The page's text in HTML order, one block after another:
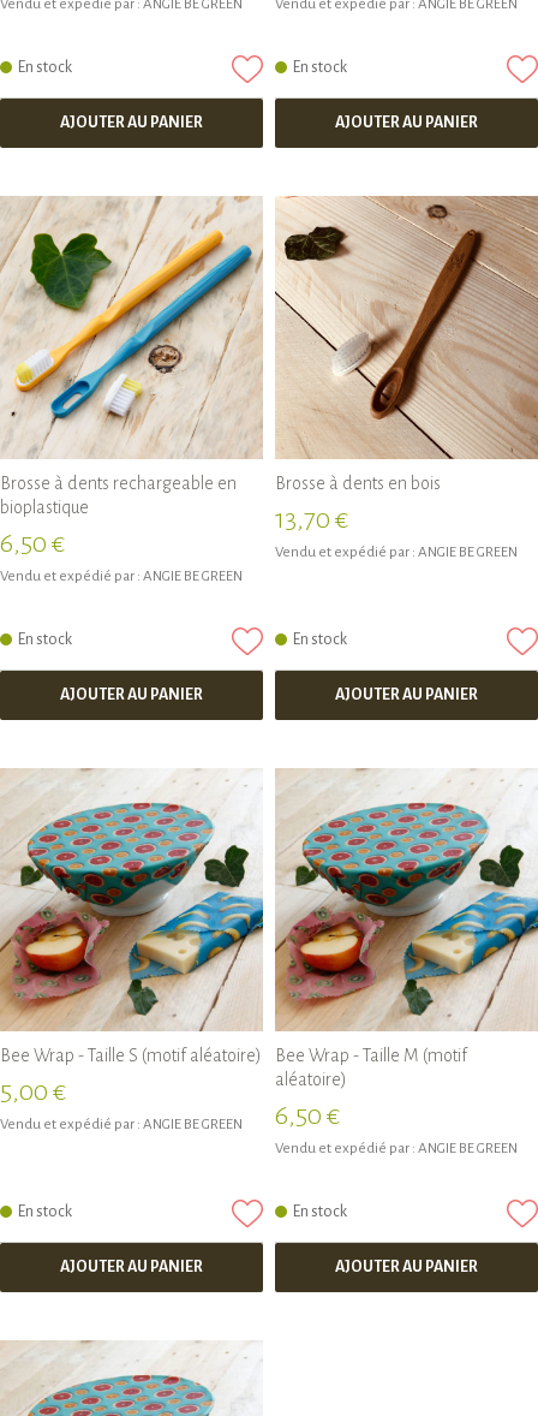
Vendu et expédié par : ANGIE BE GREEN
En stock
AJOUTER AU PANIER
Vendu et expédié par : ANGIE BE GREEN
En stock
AJOUTER AU PANIER
Brosse à dents rechargeable en
bioplastique
6,50 €
Vendu et expédié par : ANGIE BE GREEN
En stock
AJOUTER AU PANIER
Brosse à dents en bois
13,70 €
Vendu et expédié par : ANGIE BE GREEN
En stock
AJOUTER AU PANIER
Bee Wrap - Taille S (motif aléatoire)
5,00 €
Vendu et expédié par : ANGIE BE GREEN
En stock
AJOUTER AU PANIER
Bee Wrap - Taille M (motif
aléatoire)
6,50 €
Vendu et expédié par : ANGIE BE GREEN
En stock
AJOUTER AU PANIER